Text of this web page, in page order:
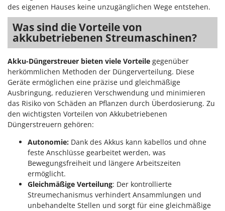
Spiralmac
Spring Protezione
Spyro
Stanley
Stiga
Stocker
Sunseeker
T
Tecla
TecnoGen
Tellarini Pompe
Telwin
Tenco
Tineco
des eigenen Hauses keine unzugänglichen Wege entstehen.
Was sind die Vorteile von
akkubetriebenen Streumaschinen?
Akku-Düngerstreuer bieten viele Vorteile gegenüber
herkömmlichen Methoden der Düngerverteilung. Diese
Geräte ermöglichen eine präzise und gleichmäßige
Ausbringung, reduzieren Verschwendung und minimieren
das Risiko von Schäden an Pflanzen durch Überdosierung. Zu
den wichtigsten Vorteilen von Akkubetriebenen
Düngerstreuern gehören:
Autonomie: Dank des Akkus kann kabellos und ohne
feste Anschlüsse gearbeitet werden, was
Bewegungsfreiheit und längere Arbeitszeiten
ermöglicht.
Gleichmäßige Verteilung: Der kontrollierte
Streumechanismus verhindert Ansammlungen und
unbehandelte Stellen und sorgt für eine gleichmäßige